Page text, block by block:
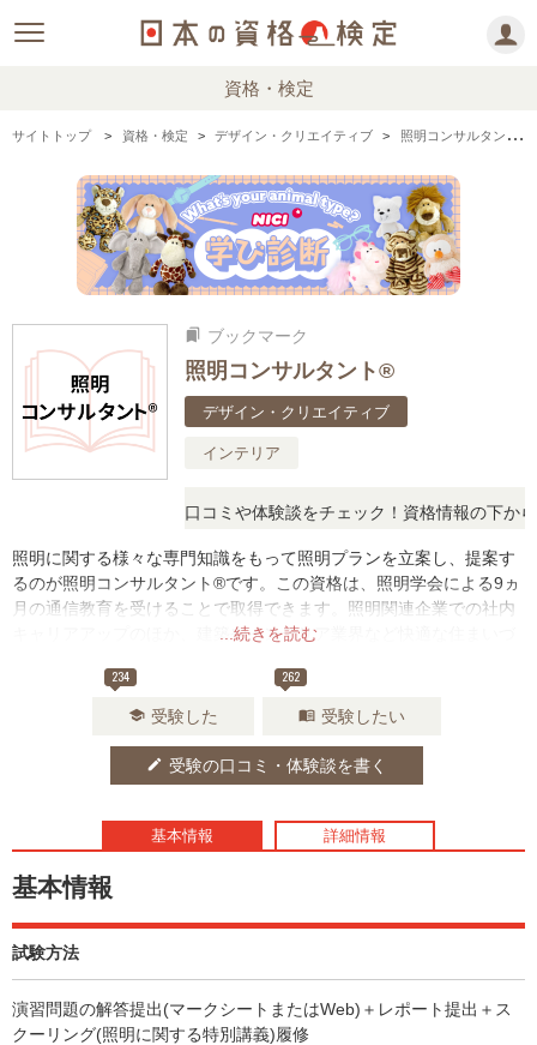
資格・検定
サイトトップ 資格・検定 デザイン・クリエイティブ 照明コンサルタント®の情報まとめ・口コミ・体験談
bookmarks ブックマーク
照明コンサルタント®
デザイン・クリエイティブ
インテリア
ったら、リアルな口コミや体験談をチェック！資格情報の下からお
...続きを読む
照明に関する様々な専門知識をもって照明プランを立案し、提案す
るのが照明コンサルタント®です。この資格は、照明学会による9ヵ
月の通信教育を受けることで取得できます。照明関連企業での社内
キャリアアップのほか、建築やインテリア業界など快適な住まいづ
234
school 受験した
262
menu_book 受験したい
edit 受験の口コミ・体験談を書く
基本情報 詳細情報
基本情報
試験方法
演習問題の解答提出(マークシートまたはWeb)＋レポート提出＋ス
クーリング(照明に関する特別講義)履修